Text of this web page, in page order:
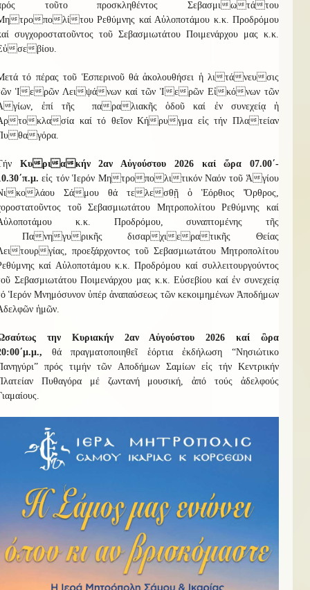
τοῦτο προσκληθέντος Σεβασμιωτάτου
τροπολίτου Ρεθύμνης καί Αὐλοποτάμου κ.κ. Προδρόμου
συγχοροστατοῦντος τοῦ Σεβασμιωτάτου Ποιμενάρχου μας κ.κ.
σεβίου.
τό πέρας τοῦ Ἑσπερινοῦ θά ἀκολουθήσει ἡ λιτάνευσις
Ἱερῶν Λειψάνων καί τῶν Ἱερῶν Εἰκόνων τῶν
γίων, ἐπί τῆς παραλιακῆς ὁδοῦ καί ἐν συνεχείᾳ ἡ
τοκλασία καί τό θεῖον Κήρυγμα εἰς τήν Πλατείαν
θαγόρα.
Κυριακήν 2αν Αὐγούστου 2026 καί ὥρα 07.00΄-
εἰς τόνἹερόν Μητροπολιτικόν Ναόν τοῦ Ἁγίου
κολάου Σάμου θά τελεσθῇ ὁ Ἑόρθιος Ὄρθρος,
τοῦ Σεβασμιωτάτου Μητροπολίτου Ρεθύμνης καί
κ.κ. Προδρόμου, συναπτομένης τῆς
νηγυρικῆς δισαρχιερατικῆς Θείας
τουργίας, προεξάρχοντος τοῦ Σεβασμιωτάτου Μητροπολίτου
καί Αὐλοποτάμου κ.κ. Προδρόμου καί συλλειτουργούντος
Σεβασμιωτάτου Ποιμενάρχου μας κ.κ. Εὐσεβίου καί ἐν συνεχείᾳ
Ἱερόν Μνημόσυνον ὑπέρ ἀναπαύσεως τῶν κεκοιμημένων Ἀποδήμων
ἡμῶν.
την Κυριακήν 2αν Αὐγούστου 2026 καί ὣρα
θά πραγματοποιηθεῖ ἑόρτια ἐκδήλωση “Νησιώτικο
πρός τιμήν τῶν Αποδήμων Σαμίων εἰς τήν Κεντρικήν
Πυθαγόρα μέ ζωντανή μουσική, ἀπό τούς ἀδελφούς